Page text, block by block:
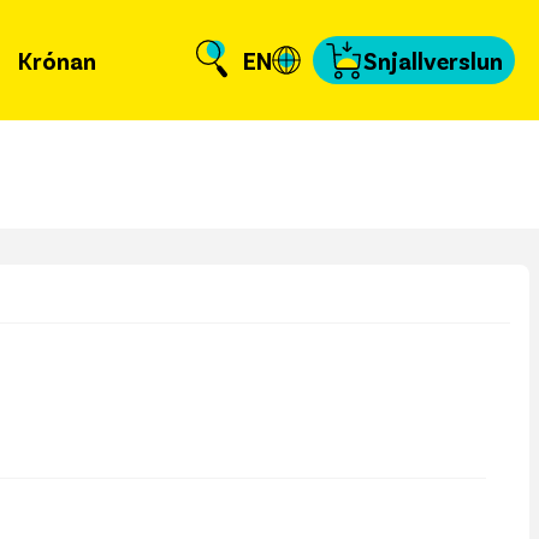
Krónan EN Snjallverslun